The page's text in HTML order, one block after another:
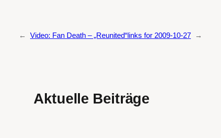
← Video: Fan Death – „Reunited“ links for 2009-10-27 →
Aktuelle Beiträge